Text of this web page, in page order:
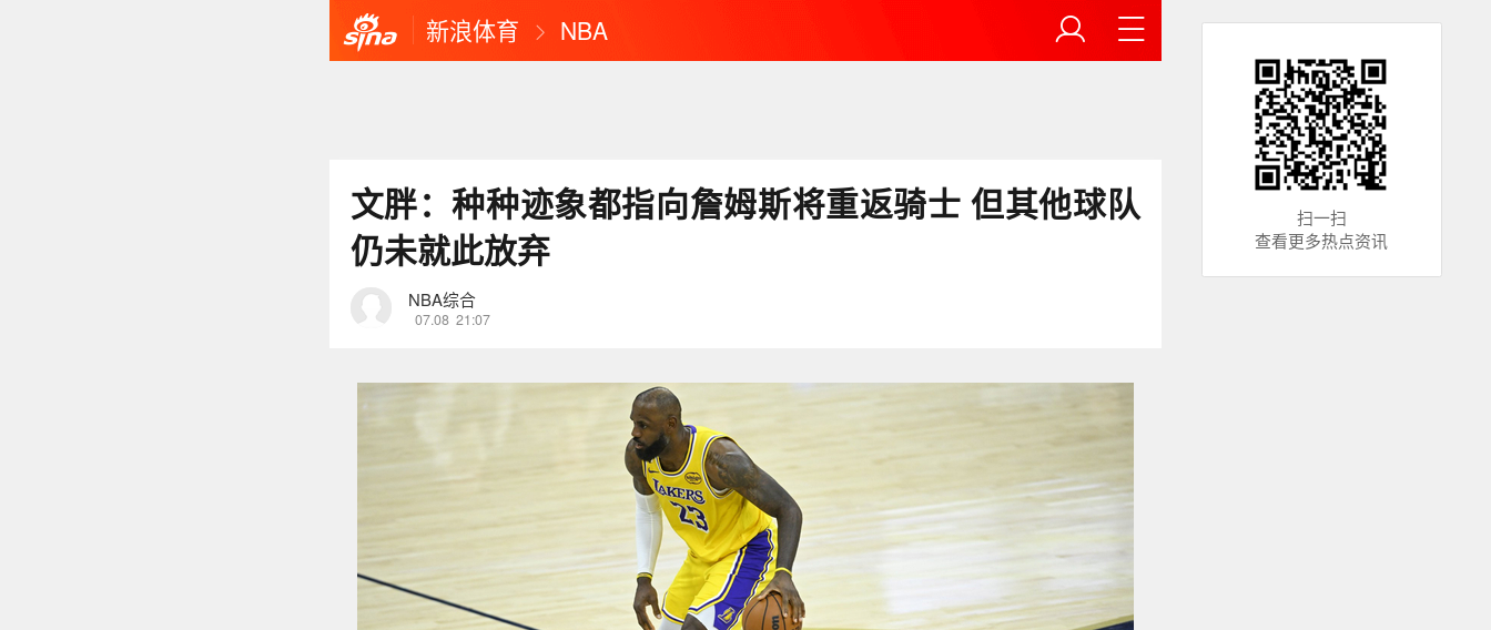
新浪体育 NBA
文胖：种种迹象都指向詹姆斯将重返骑士 但其他球队
仍未就此放弃
NBA综合
07.08 21:07
扫一扫
查看更多热点资讯